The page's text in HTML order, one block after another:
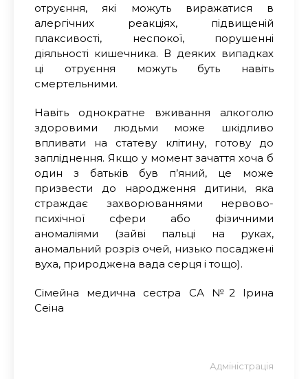
отруєння, які можуть виражатися в
алергічних реакціях, підвищеній
плаксивості, неспокої, порушенні
діяльності кишечника. В деяких випадках
ці отруєння можуть буть навіть
смертельними.
Навіть однократне вживання алкоголю
здоровими людьми може шкідливо
впливати на статеву клітину, готову до
запліднення. Якщо у момент зачаття хоча б
один з батьків був п’яний, це може
призвести до народження дитини, яка
страждає захворюваннями нервово-
психічної сфери або фізичними
аномаліями (зайві пальці на руках,
аномальний розріз очей, низько посаджені
вуха, природжена вада серця і тощо).
Сімейна медична сестра СА №2 Ірина
Сеіна
Адміністрація